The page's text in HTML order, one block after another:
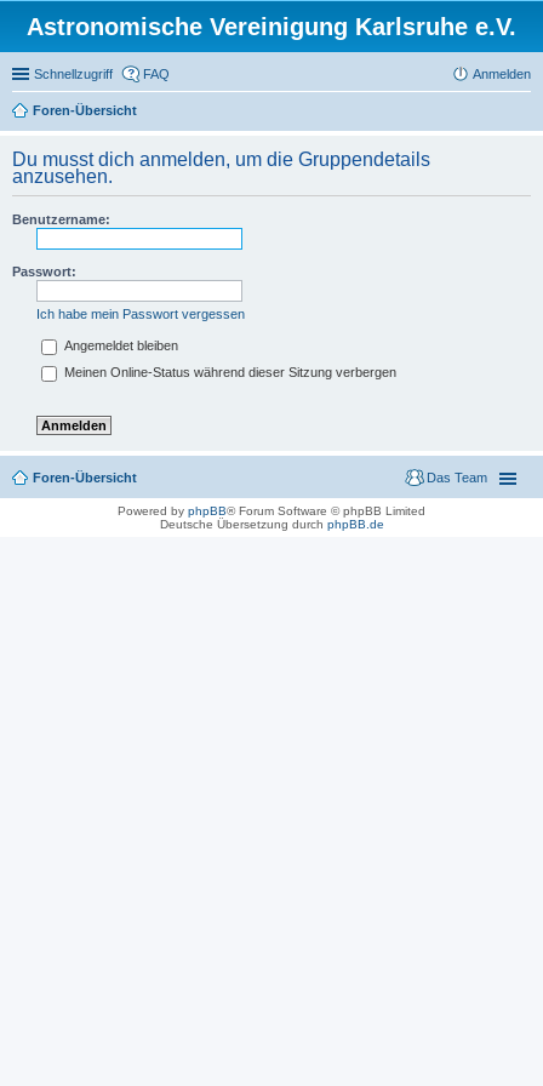
Astronomische Vereinigung Karlsruhe e.V.
Schnellzugriff FAQ Anmelden
Foren-Übersicht
Du musst dich anmelden, um die Gruppendetails
anzusehen.
Benutzername:
Passwort:
Ich habe mein Passwort vergessen
Angemeldet bleiben
Meinen Online-Status während dieser Sitzung verbergen
Foren-Übersicht Das Team
Powered by phpBB® Forum Software © phpBB Limited
Deutsche Übersetzung durch phpBB.de